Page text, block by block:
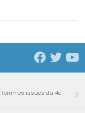
femmes issues du 4e